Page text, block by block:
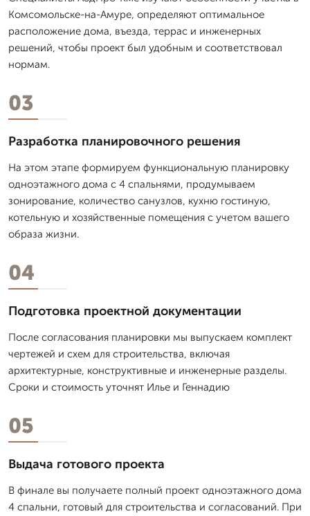
Комсомольске-на-Амуре, определяют оптимальное
расположение дома, въезда, террас и инженерных
решений, чтобы проект был удобным и соответствовал
нормам.
03
Разработка планировочного решения
На этом этапе формируем функциональную планировку
одноэтажного дома с 4 спальнями, продумываем
зонирование, количество санузлов, кухню гостиную,
котельную и хозяйственные помещения с учетом вашего
образа жизни.
04
Подготовка проектной документации
После согласования планировки мы выпускаем комплект
чертежей и схем для строительства, включая
архитектурные, конструктивные и инженерные разделы.
Сроки и стоимость уточнят Илье и Геннадию
05
Выдача готового проекта
В финале вы получаете полный проект одноэтажного дома
4 спальни, готовый для строительства и согласований. При